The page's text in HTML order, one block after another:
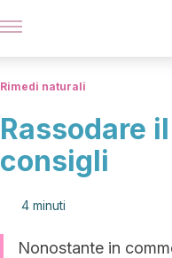
Rimedi naturali
Rassodare
consigli
4 minuti
Nonostante in